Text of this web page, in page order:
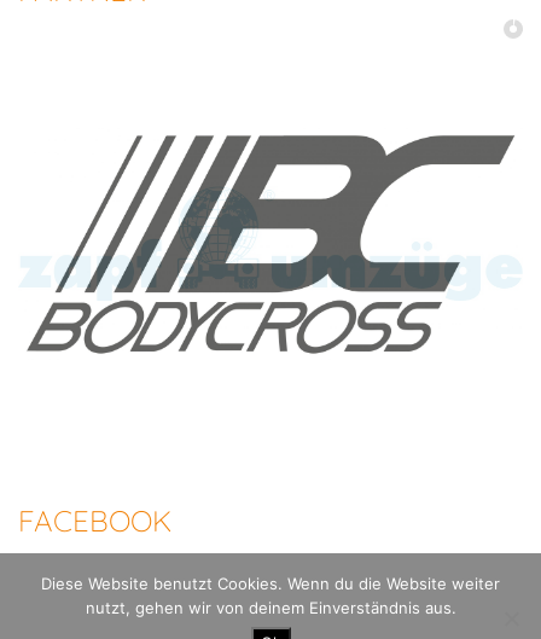
FACEBOOK
100 Meilen Berlin - Der Mauerweglauf |
Datenschutzerklärung
Diese Website benutzt Cookies. Wenn du die Website weiter
nutzt, gehen wir von deinem Einverständnis aus.